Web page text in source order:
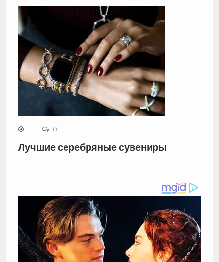
0
Лучшие серебряные сувениры